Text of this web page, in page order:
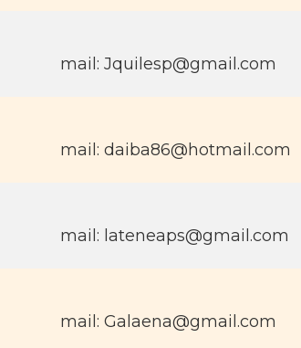
mail: Jquilesp@gmail.com
mail: daiba86@hotmail.com
mail: lateneaps@gmail.com
mail: Galaena@gmail.com